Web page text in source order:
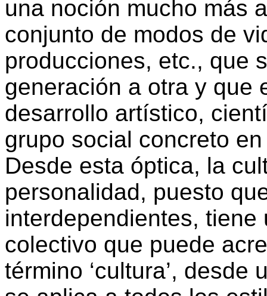
una noción mucho más
conjunto de modos de
producciones, etc., que
generación a otra y que
desarrollo artístico,
grupo social concreto
Desde esta óptica, la
personalidad, puesto
interdependientes,
colectivo que puede
término ‘cultura’,